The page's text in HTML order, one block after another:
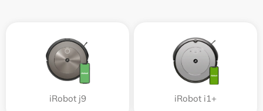
iRobot j9 iRobot i1+